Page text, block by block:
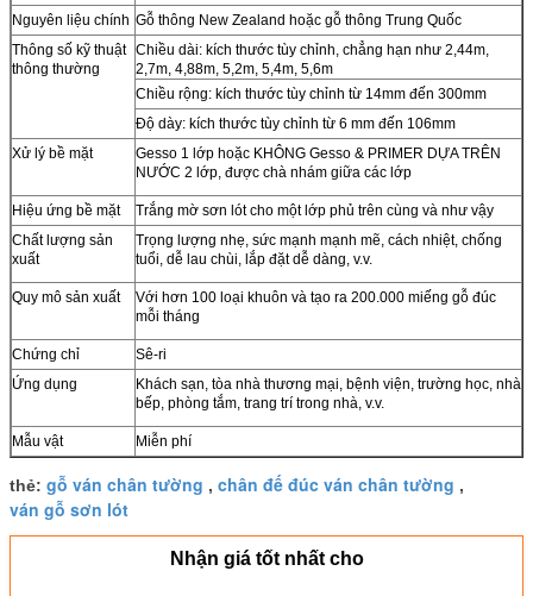
Nguyên liệu chính Gỗ thông New Zealand hoặc gỗ thông Trung Quốc
Thông số kỹ thuật
thông thường
Chiều dài: kích thước tùy chỉnh, chẳng hạn như 2,44m,
2,7m, 4,88m, 5,2m, 5,4m, 5,6m
Chiều rộng: kích thước tùy chỉnh từ 14mm đến 300mm
Độ dày: kích thước tùy chỉnh từ 6 mm đến 106mm
Xử lý bề mặt
Gesso 1 lớp hoặc KHÔNG Gesso & PRIMER DỰA TRÊN
NƯỚC 2 lớp, được chà nhám giữa các lớp
Hiệu ứng bề mặt
Trắng mờ sơn lót cho một lớp phủ trên cùng và như vậy
Chất lượng sản
xuất
Trọng lượng nhẹ, sức mạnh mạnh mẽ, cách nhiệt, chống
tuổi, dễ lau chùi, lắp đặt dễ dàng, v.v.
Quy mô sản xuất
Với hơn 100 loại khuôn và tạo ra 200.000 miếng gỗ đúc
mỗi tháng
Chứng chỉ
Sê-ri
Ứng dụng
Khách sạn, tòa nhà thương mại, bệnh viện, trường học, nhà
bếp, phòng tắm, trang trí trong nhà, v.v.
Mẫu vật Miễn phí
thẻ: gỗ ván chân tường , chân đế đúc ván chân tường ,
ván gỗ sơn lót
Nhận giá tốt nhất cho